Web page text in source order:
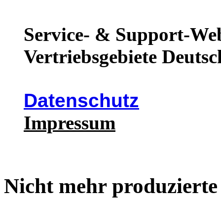
Service- & Support-
Vertriebsgebiete
Datenschutz
Impressum
Nicht mehr